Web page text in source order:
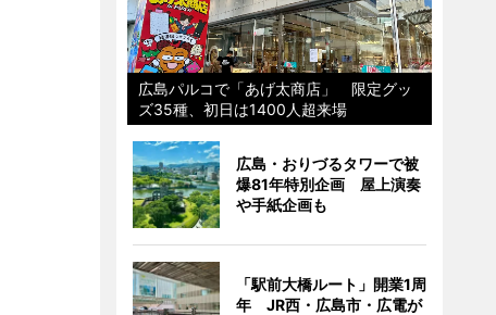
広島パルコで「あげ太商店」 限定グッ
ズ35種、初日は1400人超来場
広島・おりづるタワーで被
爆81年特別企画 屋上演奏
や手紙企画も
「駅前大橋ルート」開業1周
年 JR西・広島市・広電が